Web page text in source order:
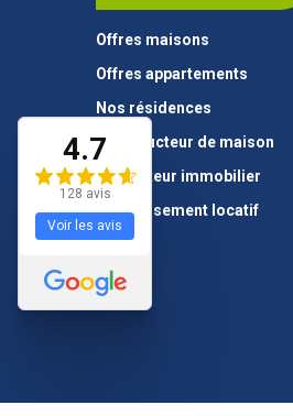
Offres maisons
Offres appartements
Nos résidences
Constructeur de maison
Promoteur immobilier
Investissement locatif
4.7
128 avis
Voir les avis